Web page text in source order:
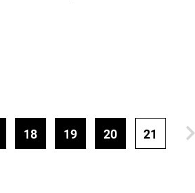
18 19 20 21